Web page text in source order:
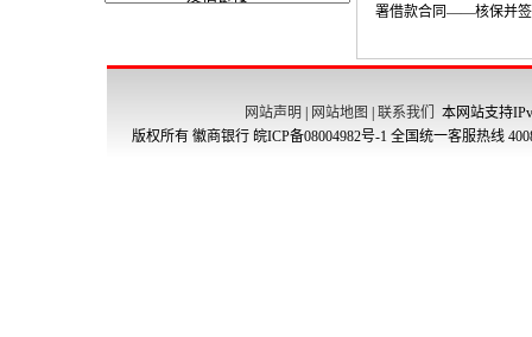
署借款合同——核保并
网站声明 网站地图 联系我们
本网站支持
版权所有 徽商银行 皖ICP备08004982号-1 全国统一客服热线